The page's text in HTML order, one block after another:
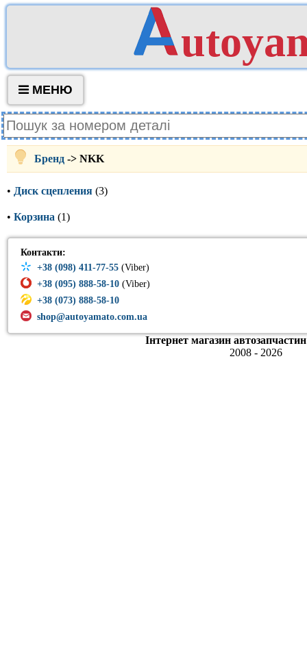
МЕНЮ
Бренд -> NKK
• Диск сцепления (3)
• Корзина (1)
Контакти:
+38 (098) 411-77-55 (Viber)
+38 (095) 888-58-10 (Viber)
+38 (073) 888-58-10
shop@autoyamato.com.ua
Інтернет магазин
2008 - 2026